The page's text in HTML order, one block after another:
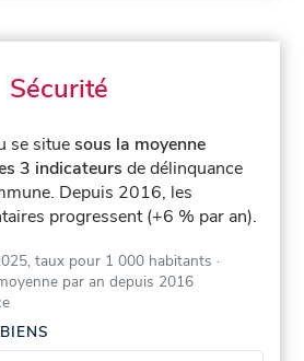
Sécurité
se situesous la moyenne
3 indicateurs de délinquance
Depuis 2016, les
progressent (+6 % par an).
taux pour 1 000 habitants ·
par an depuis 2016